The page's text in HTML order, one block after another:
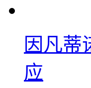
因凡蒂
应